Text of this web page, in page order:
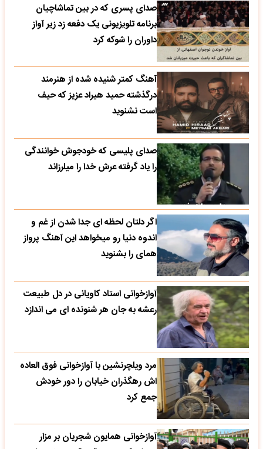
صدای پسری که در بین تماشاچیان
برنامه تلویزیونی یک دفعه زد زیر آواز
داوران را شوکه کرد
آهنگ کمتر شنیده شده از هنرمند
درگذشته حمید هیراد عزیز که حیف
است نشنوید
صدای پلیسی که خودجوش خوانندگی
را یاد گرفته عرش خدا را میلرزاند
اگر دلتان لحظه ای جدا شدن از غم و
اندوه دنیا رو میخواهد این آهنگ پرواز
همای را بشنوید
آوازخوانی استاد کاویانی در دل طبیعت
رعشه به جان هر شنونده ای می اندازد
مرد ویلچرنشین با آوازخوانی فوق العاده
اش رهگذران خیابان را دور خودش
جمع کرد
آوازخوانی همایون شجریان بر مزار